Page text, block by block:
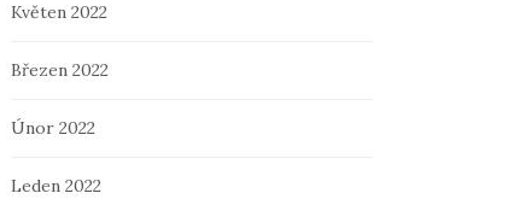
Květen 2022
Březen 2022
Únor 2022
Leden 2022